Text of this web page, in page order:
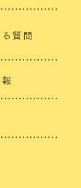
質問